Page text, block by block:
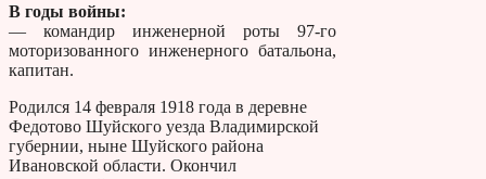
В годы войны:
— командир инженерной роты 97-го
моторизованного инженерного батальона,
капитан.
Родился 14 февраля 1918 года в деревне
Федотово Шуйского уезда Владимирской
губернии, ныне Шуйского района
Ивановской области. Окончил